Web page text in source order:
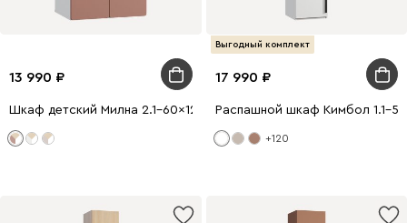
13 990
Шкаф детский Милна 2.1-60x127 Розовый
Выгодный комплект
17 990
Распашной шкаф Кимбол 1.1-
+120